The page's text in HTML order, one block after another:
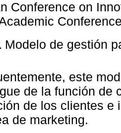
Conference on
Modelo de gestión
este
de la función de
de los clientes e
de marketing.